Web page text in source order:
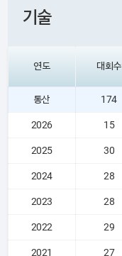
기술
연도 대회수
통산 174
2026 15
2025 30
2024 28
2023 28
2022 29
2021 27